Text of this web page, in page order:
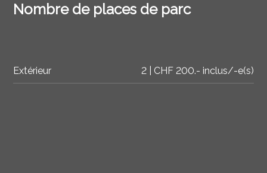
Nombre de places de parc
Extérieur 2 | CHF 200.- inclus/-e(s)